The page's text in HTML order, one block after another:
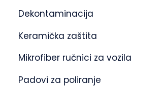
Dekontaminacija
Keramička zaštita
Mikrofiber ručnici za vozila
Padovi za poliranje